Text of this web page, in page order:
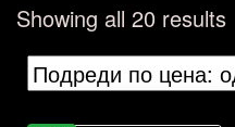
Showing all 20 results